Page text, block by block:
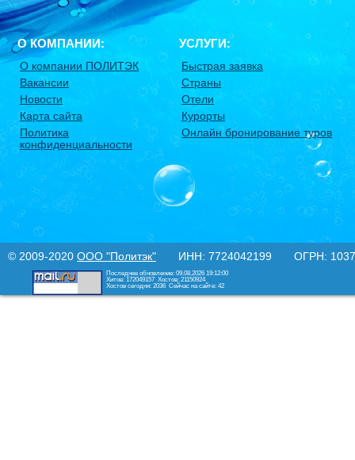
О КОМПАНИИ:
О компании ПОЛИТЭК
Вакансии
Новости
Карта сайта
Политика
конфиденциальности
УСЛУГИ:
Быстрая заявка
Страны
Отели
Курорты
Онлайн бронирование туров
© 2009-2020 ООО "Политэк" ИНН: 7724042199 ОГРН:
Последнее обновление: 09.08.2026 19:12:00
Хитов: 172049157 Хостов: 21150924
Хостов сегодня: 2036 Сейчас на сайте: 42